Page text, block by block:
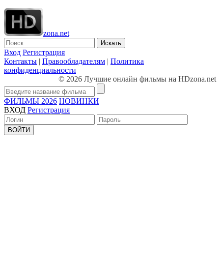
zona.net
Искать
Вход Регистрация
Контакты | Правообладателям | Политика
конфиденциальности
© 2026 Лучшие онлайн фильмы на HDzona.net
ФИЛЬМЫ 2026 НОВИНКИ
ВХОД Регистрация